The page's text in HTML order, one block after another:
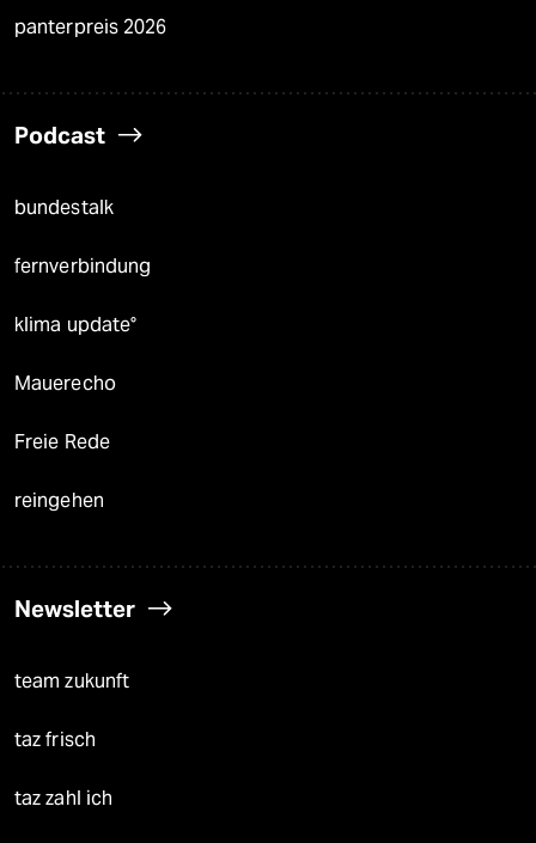
panterpreis 2026
Podcast
bundestalk
fernverbindung
klima update°
Mauerecho
Freie Rede
reingehen
Newsletter
team zukunft
taz frisch
taz zahl ich